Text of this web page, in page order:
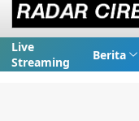
Live
Streaming
Berita